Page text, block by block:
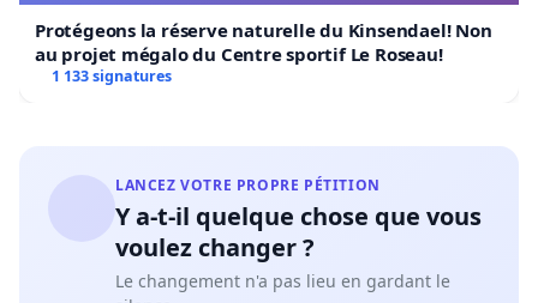
Protégeons la réserve naturelle du Kinsendael! Non
au projet mégalo du Centre sportif Le Roseau!
1 133 signatures
LANCEZ VOTRE PROPRE PÉTITION
Y a-t-il quelque chose que vous
voulez changer ?
Le changement n'a pas lieu en gardant le